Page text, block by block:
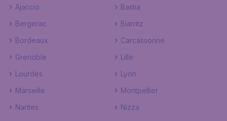
Ajaccio
Bastia
Bergerac
Biarritz
Bordeaux
Carcassonne
Grenoble
Lille
Lourdes
Lyon
Marseille
Montpellier
Nantes
Nizza